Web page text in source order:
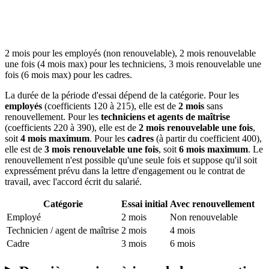
2 mois pour les employés (non renouvelable), 2 mois renouvelable
une fois (4 mois max) pour les techniciens, 3 mois renouvelable une
fois (6 mois max) pour les cadres.
La durée de la période d'essai dépend de la catégorie. Pour les
employés (coefficients 120 à 215), elle est de 2 mois sans
renouvellement. Pour les techniciens et agents de maîtrise
(coefficients 220 à 390), elle est de 2 mois renouvelable une fois,
soit 4 mois maximum. Pour les cadres (à partir du coefficient 400),
elle est de 3 mois renouvelable une fois, soit 6 mois maximum. Le
renouvellement n'est possible qu'une seule fois et suppose qu'il soit
expressément prévu dans la lettre d'engagement ou le contrat de
travail, avec l'accord écrit du salarié.
Catégorie Essai initial Avec renouvellement
Employé
2 mois
Non renouvelable
Technicien / agent de maîtrise 2 mois
4 mois
Cadre
3 mois 6 mois